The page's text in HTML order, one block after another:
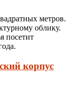
метров.
облику.
посетит
корпус